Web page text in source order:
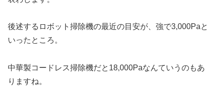
後述するロボット掃除機の最近の目安が、強で3,000Paと
いったところ。
中華製コードレス掃除機だと18,000Paなんていうのもあ
りますね。